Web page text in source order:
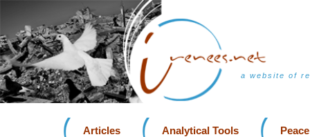
a website of
Articles Analytical Tools